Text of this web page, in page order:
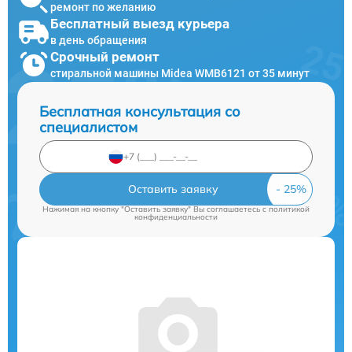
ремонт по желанию
Бесплатный выезд курьера
в день обращения
Срочный ремонт
стиральной машины Midea WMB6121 от 35 минут
Бесплатная консультация со
специалистом
Оставить заявку
Нажимая на кнопку "Оставить заявку" Вы соглашаетесь cполитикой
конфиденциальности